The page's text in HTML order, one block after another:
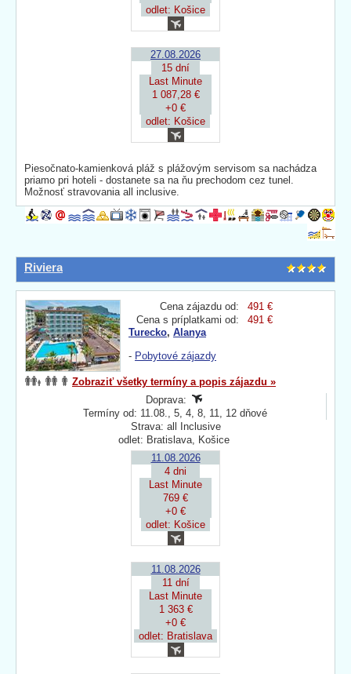
odlet: Košice
27.08.2026
15 dní
Last Minute
1 087,28 €
+0 €
odlet: Košice
Piesočnato-kamienková pláž s plážovým servisom sa nachádza
priamo pri hoteli - dostanete sa na ňu prechodom cez tunel.
Možnosť stravovania all inclusive.
Riviera
Cena zájazdu od:
491 €
Cena s príplatkami od:
491 €
Turecko, Alanya
- Pobytové zájazdy
Zobraziť všetky termíny a popis zájazdu »
Doprava:
Termíny od: 11.08., 5, 4, 8, 11, 12 dňové
Strava: all Inclusive
odlet: Bratislava, Košice
11.08.2026
4 dni
Last Minute
769 €
+0 €
odlet: Košice
11.08.2026
11 dní
Last Minute
1 363 €
+0 €
odlet: Bratislava